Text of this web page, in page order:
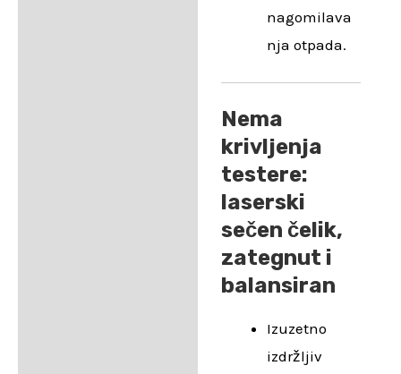
nagomilava
nja otpada.
Nema
krivljenja
testere:
laserski
sečen čelik,
zategnut i
balansiran
Izuzetno
izdržljiv